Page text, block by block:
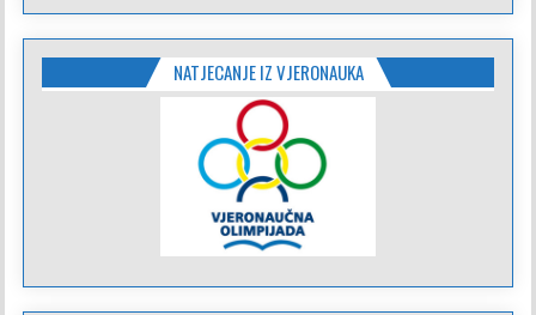
NATJECANJE IZ VJERONAUKA